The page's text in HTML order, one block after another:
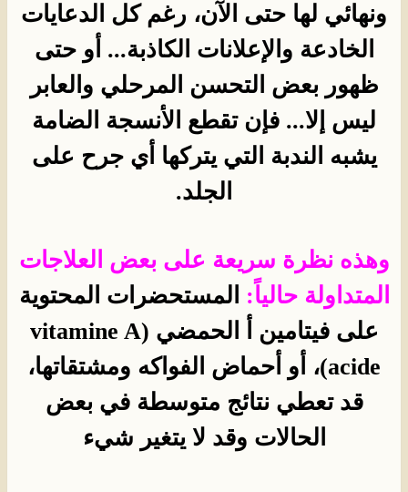
ونهائي لها حتى الآن، رغم كل الدعايات
الخادعة والإعلانات الكاذبة... أو حتى
ظهور بعض التحسن المرحلي والعابر
ليس إلا... فإن تقطع الأنسجة الضامة
يشبه الندبة التي يتركها أي جرح على
الجلد.
وهذه نظرة سريعة على بعض العلاجات
المتداولة حالياً: المستحضرات المحتوية
على فيتامين أ الحمضي (vitamine A
acide)، أو أحماض الفواكه ومشتقاتها،
قد تعطي نتائج متوسطة في بعض
الحالات وقد لا يتغير شيء